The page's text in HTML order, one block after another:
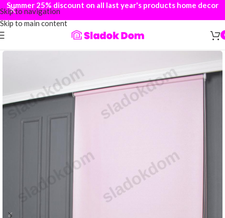
Skip to navigation
Skip to main content
Summer 25% discount on all last year's products home decor